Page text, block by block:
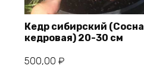
Кедр сибирский (Сосна
кедровая) 20-30 см
500,00 ₽